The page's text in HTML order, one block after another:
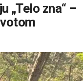
„Telo zna“ –